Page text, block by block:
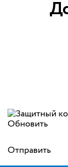
Обновить
Отправить